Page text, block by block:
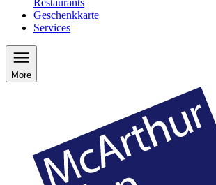
Geschenkkarte
Services
More